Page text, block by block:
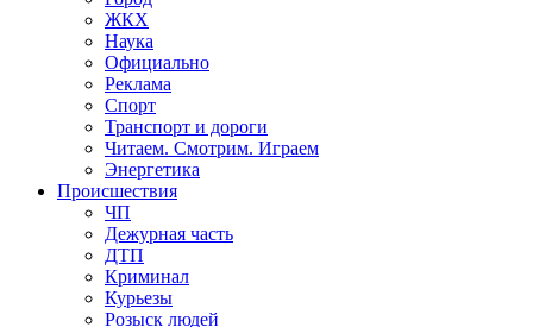
ЖКХ
Наука
Официально
Реклама
Спорт
Транспорт и дороги
Читаем. Смотрим. Играем
Энергетика
Происшествия
ЧП
Дежурная часть
ДТП
Криминал
Курьезы
Розыск людей